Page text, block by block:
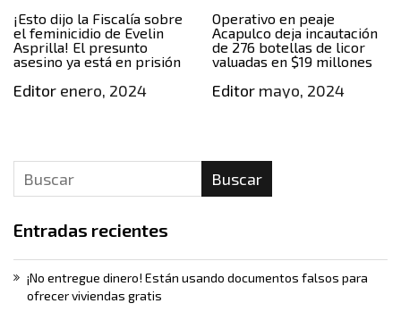
¡Esto dijo la Fiscalía sobre
el feminicidio de Evelin
Asprilla! El presunto
asesino ya está en prisión
Editor enero, 2024
Operativo en peaje
Acapulco deja incautación
de 276 botellas de licor
valuadas en $19 millones
Editormayo, 2024
Buscar
Entradas recientes
¡No entregue dinero! Están usando documentos falsos para
ofrecer viviendas gratis